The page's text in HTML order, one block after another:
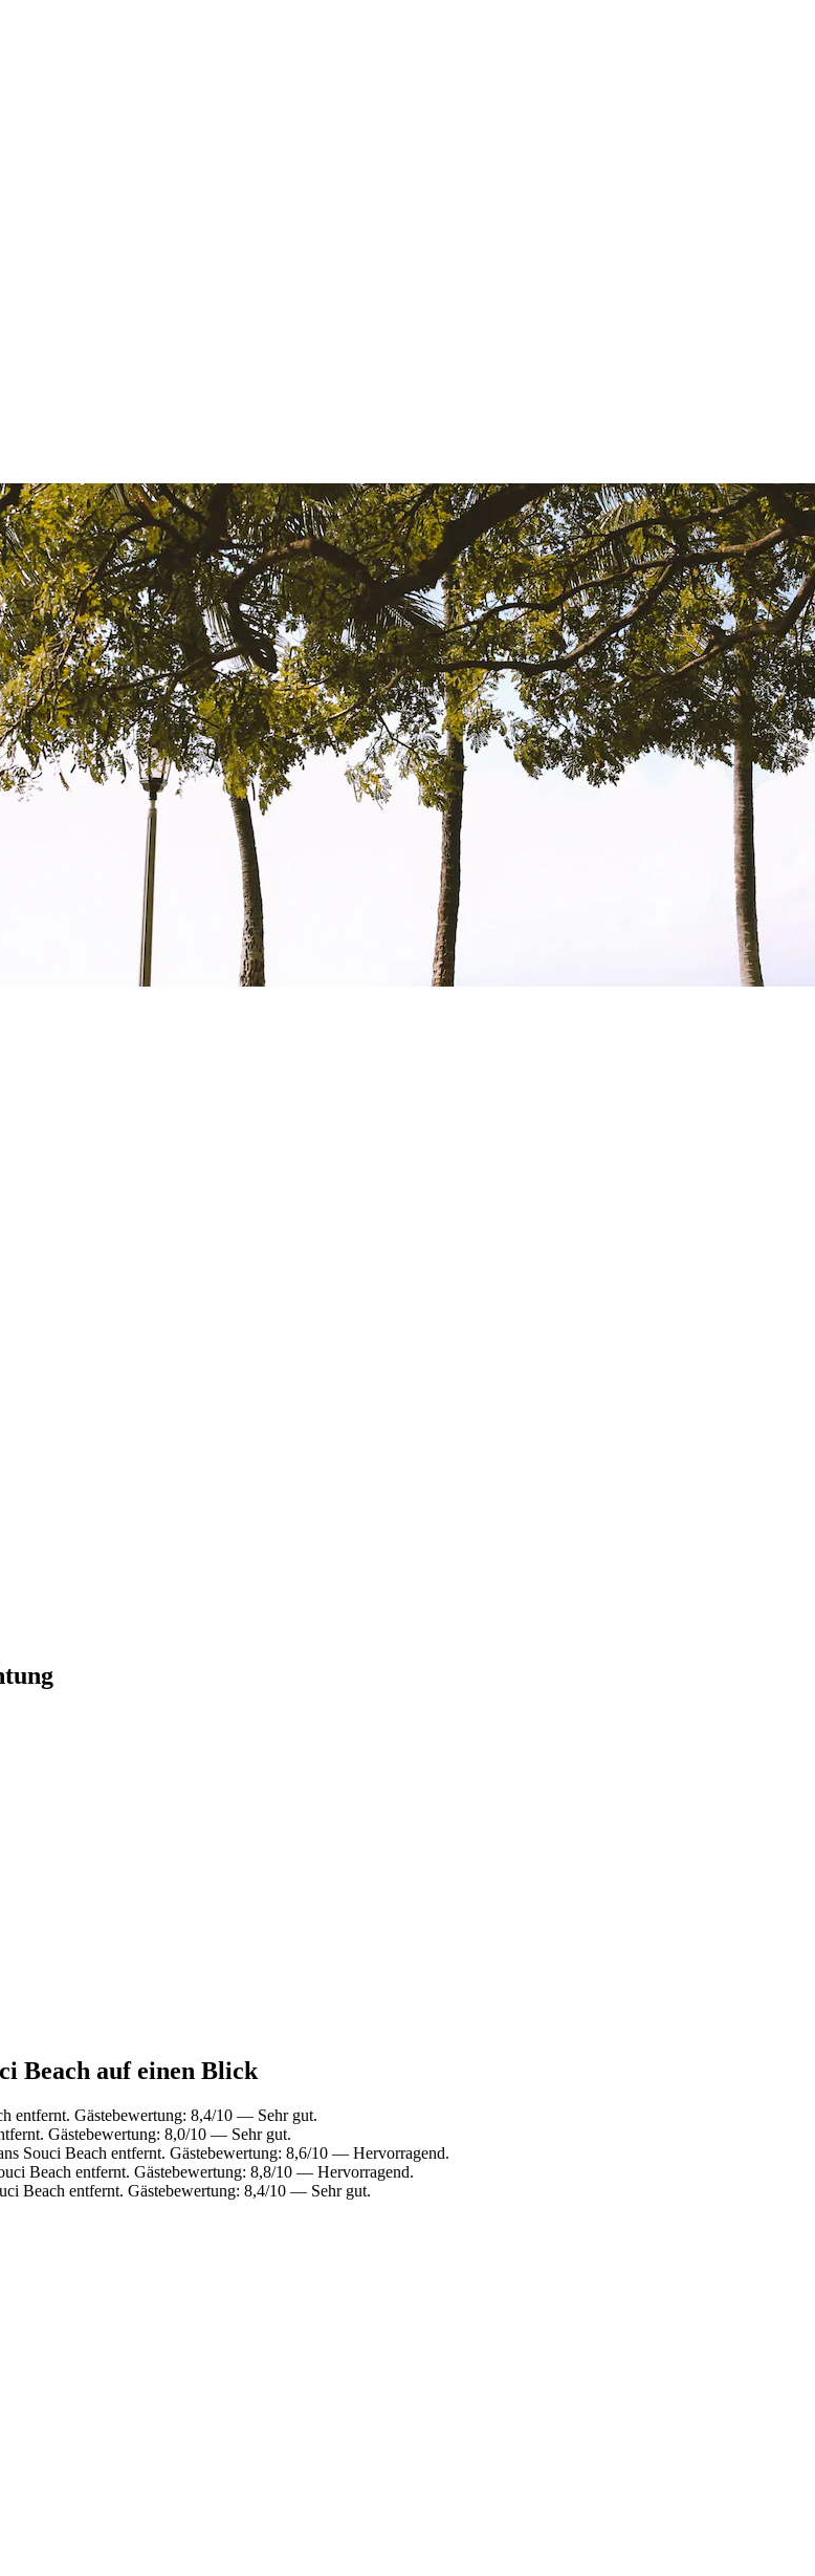
Beach auf einen Blick
entfernt. Gästebewertung: 8,4/10 — Sehr gut.
Gästebewertung: 8,0/10 — Sehr gut.
Souci Beach entfernt. Gästebewertung: 8,6/10 — Hervorragend.
Beach entfernt. Gästebewertung: 8,8/10 — Hervorragend.
Beach entfernt. Gästebewertung: 8,4/10 — Sehr gut.